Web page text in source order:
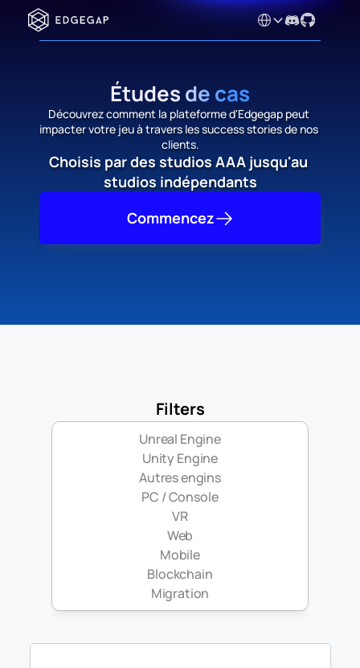
Select Language
Études de cas
Découvrez comment la plateforme d'Edgegap peut
impacter votre jeu à travers les success stories de nos
clients.
Choisis par des studios AAA jusqu'au
studios indépendants
Commencez
Filters
Unreal Engine
Unity Engine
Autres engins
PC / Console
VR
Web
Mobile
Blockchain
Migration